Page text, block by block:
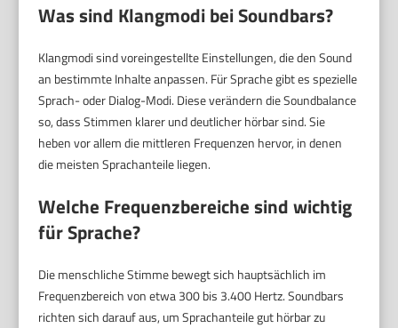
Was sind Klangmodi bei Soundbars?
Klangmodi sind voreingestellte Einstellungen, die den Sound
an bestimmte Inhalte anpassen. Für Sprache gibt es spezielle
Sprach- oder Dialog-Modi. Diese verändern die Soundbalance
so, dass Stimmen klarer und deutlicher hörbar sind. Sie
heben vor allem die mittleren Frequenzen hervor, in denen
die meisten Sprachanteile liegen.
Welche Frequenzbereiche sind wichtig
für Sprache?
Die menschliche Stimme bewegt sich hauptsächlich im
Frequenzbereich von etwa 300 bis 3.400 Hertz. Soundbars
richten sich darauf aus, um Sprachanteile gut hörbar zu